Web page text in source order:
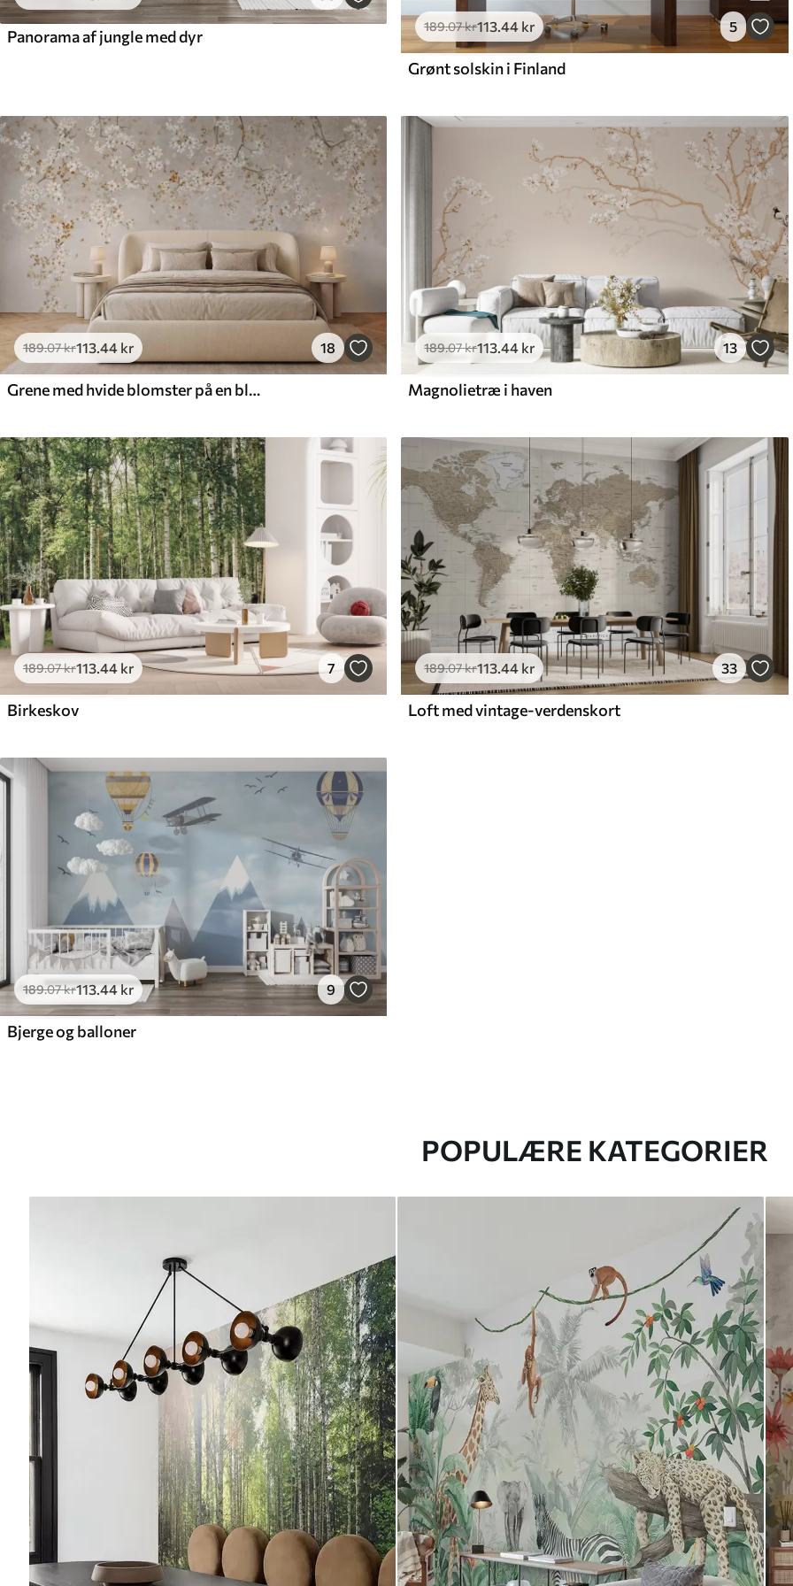
516 .67 310.00 kr/m² 666 .67400.00 kr /m²
Panorama af jungle med dyr
189.07kr113.44 kr 5
Grønt solskin i Finland
189.07kr113 .44 kr 18
Grene med hvide blomster på en blød beige baggrund
189.07kr113 .44 kr 13
Magnolietræ i haven
189.07kr113.44 kr 7
Birkeskov
189.07kr113.44 kr 33
Loft med vintage-verdenskort
189.07kr113.44kr 9
Bjerge og balloner
POPULÆRE KATEGORIER